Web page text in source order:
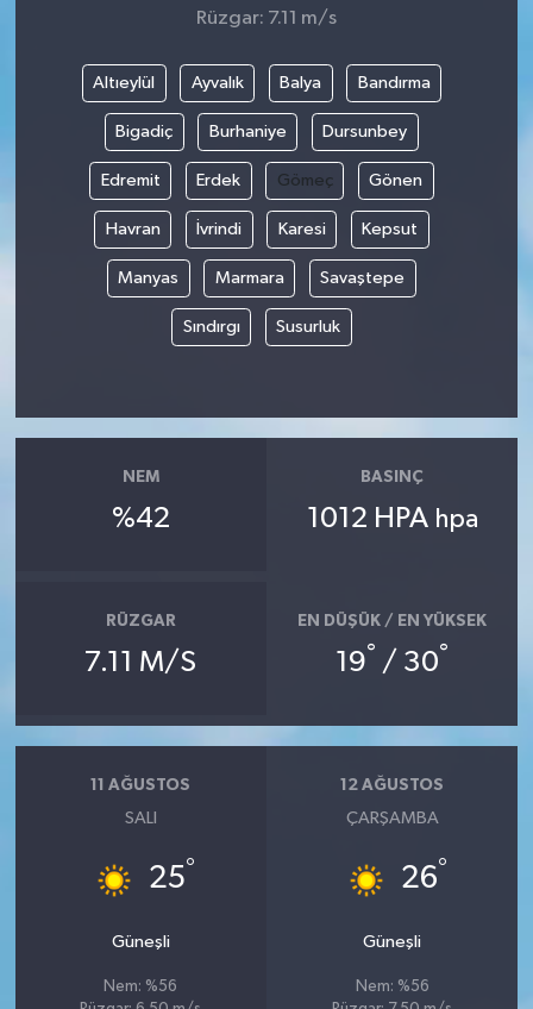
Rüzgar: 7.11 m/s
Altıeylül Ayvalık Balya Bandırma
Bigadiç Burhaniye Dursunbey
Edremit Erdek Gömeç Gönen
Havran İvrindi Karesi Kepsut
Manyas Marmara Savaştepe
Sındırgı Susurluk
NEM
%42
BASINÇ
1012 HPA hpa
RÜZGAR
7.11 M/S
EN DÜŞÜK / EN YÜKSEK
19° / 30°
11 AĞUSTOS
SALI
25°
Güneşli
Nem: %56
12 AĞUSTOS
ÇARŞAMBA
26°
Güneşli
Nem: %56